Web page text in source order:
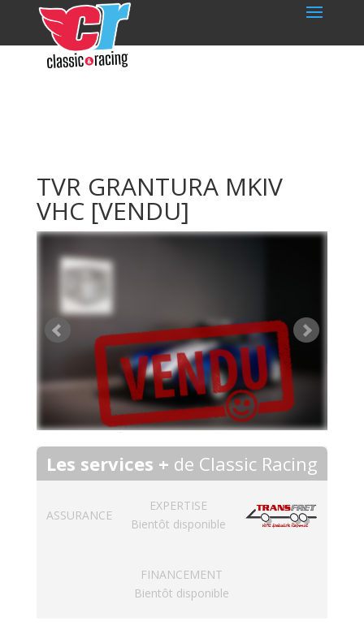
TVR GRANTURA MKIV
VHC [VENDU]
Les services + de Classic Racing
ASSURANCE
EXPERTISE
Bientôt disponible
FINANCEMENT
Bientôt disponible